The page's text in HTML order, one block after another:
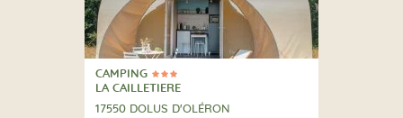
3 Étoiles
CAMPING
CAMPING
LA CAILLETIERE
17550 DOLUS D'OLÉRON